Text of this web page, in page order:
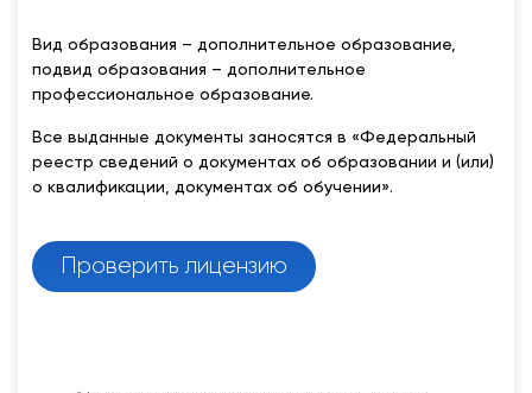
Вид образования – дополнительное образование,
подвид образования – дополнительное
профессиональное образование.
Все выданные документы заносятся в «Федеральный
реестр сведений о документах об образовании и (или)
о квалификации, документах об обучении».
Проверить лицензию